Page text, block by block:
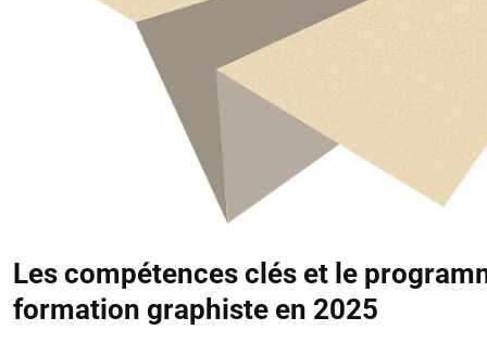
Les compétences clés et le
formation graphiste en 2025